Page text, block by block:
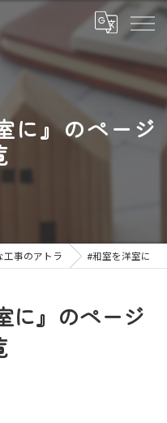
に』のページ
工事のアトラ #和室を洋室に
に』のページ